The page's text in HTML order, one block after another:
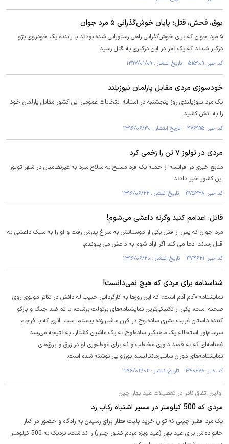
بوق، فحش، قتل؛ پایان خوش‌گذرانی ۵ مرد جوان
۵ مرد جوان که برای خوش‌گذرانی راهی رستورانی شده بودند با راننده یک خودروی پژو
درگیر شدند که یک نفر در این درگیری به قتل رسید.
کد خبر: ۵۱۵۹۰۹ تاریخ انتشار : ۱۳۹۷/۰۱/۰۹
خودسوزی مردی مقابل پارلمان نیوزیلند
یک مرد نیوزیلندی روز پنجشنبه در آستانه انتخابات عمومی این کشور مقابل پارلمان خود
را به آتش کشید.
کد خبر: ۴۷۶۹۹۵ تاریخ انتشار : ۱۳۹۶/۰۶/۳۰
مردی در تولوز ۷ تن را زخمی کرد
منابع خبری در فرانسه از حمله یک فرد مسلح به سلاح سرد به غیرنظامیان در شهر تولوز
این کشور خبر دادند.
کد خبر: ۴۷۵۲۳۸ تاریخ انتشار : ۱۳۹۶/۰۶/۲۲
قاتل: اعدامم کنید وگرنه داعشی می‌شوم!
مرد جوان که پس از قتل یکی از دوستانش به سراغ پدرش رفت و او را به سبک داعشی به
قتل رساند ادعا می کند اگر آزاد شوم به داعش می پیوندم.
کد خبر: ۴۷۴۶۲۱ تاریخ انتشار : ۱۳۹۶/۰۶/۲۰
شناسنامه برای مردی که هیچ نمی‌دانست!
نمایشنامه «آدم آدم است» که این روزها به کارگردانی حبیب‌اله دانش در تئاتر مولوی روی
صحنه است، یکی از تکنیکی‌ترین نمایشنامه‌های برتولت برشت، با تم ضد جنگ و بازگو
کننده داستان ‏غربت بشری ساده‌لوح در قرن ماشین‌زده بیستم است. اثری که با فرجام
سرسام‌آور استحاله یک ماهیگیر ساده‌لوح به یک ماشین ‏کشتار، به نتیجه می‌رسد.
غمنامه‌ای که به قصد داوری مخاطب و نه برای غوطه‌وری او در زرق و برق‌‌های
نمایشنامه‌های دوران سانتی‌مانتالیسم بورژوایی نوشته شده است. ‏
کد خبر: ۴۴۰۶۷۸ تاریخ انتشار : ۱۳۹۶/۰۲/۰۲
اولین اتفاق نادر در تعطیلات عید بهار چین
مردی که 500 کیلومتر در مسیر اشتباه رکاب زد
یک مرد فقیر چینی که توان خرید بلیت قطار برای رسیدن به زادگاه و حضور در کنار
خانواده‌اش برای عید بهار (عید ویژه مردم کشور چین) را نداشت، نزدیک به 500 کیلومتر